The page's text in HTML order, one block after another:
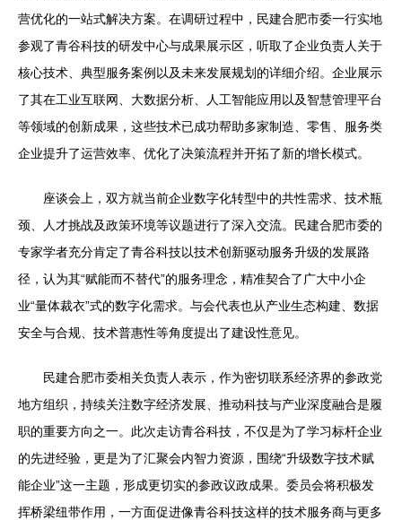
营优化的一站式解决方案。在调研过程中，民建合肥市委一行实地
参观了青谷科技的研发中心与成果展示区，听取了企业负责人关于
核心技术、典型服务案例以及未来发展规划的详细介绍。企业展示
了其在工业互联网、大数据分析、人工智能应用以及智慧管理平台
等领域的创新成果，这些技术已成功帮助多家制造、零售、服务类
企业提升了运营效率、优化了决策流程并开拓了新的增长模式。
座谈会上，双方就当前企业数字化转型中的共性需求、技术瓶
颈、人才挑战及政策环境等议题进行了深入交流。民建合肥市委的
专家学者充分肯定了青谷科技以技术创新驱动服务升级的发展路
径，认为其“赋能而不替代”的服务理念，精准契合了广大中小企
业“量体裁衣”式的数字化需求。与会代表也从产业生态构建、数据
安全与合规、技术普惠性等角度提出了建设性意见。
民建合肥市委相关负责人表示，作为密切联系经济界的参政党
地方组织，持续关注数字经济发展、推动科技与产业深度融合是履
职的重要方向之一。此次走访青谷科技，不仅是为了学习标杆企业
的先进经验，更是为了汇聚会内智力资源，围绕“升级数字技术赋
能企业”这一主题，形成更切实的参政议政成果。委员会将积极发
挥桥梁纽带作用，一方面促进像青谷科技这样的技术服务商与更多